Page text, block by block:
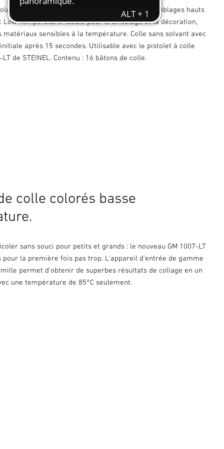
colorée basse température pour des assemblages hauts
Low Temperature. Idéale pour le bricolage et la décoration,
matériaux sensibles à la température. Colle sans solvant avec
après 15 secondes. Utilisable avec le pistolet à colle
de STEINEL. Contenu : 16 bâtons de colle.
colle colorés basse
sans souci pour petits et grands : le nouveau GM 1007-LT
pour la première fois pas trop. L'appareil d'entrée de gamme
permet d'obtenir de superbes résultats de collage en un
une température de 85°C seulement.